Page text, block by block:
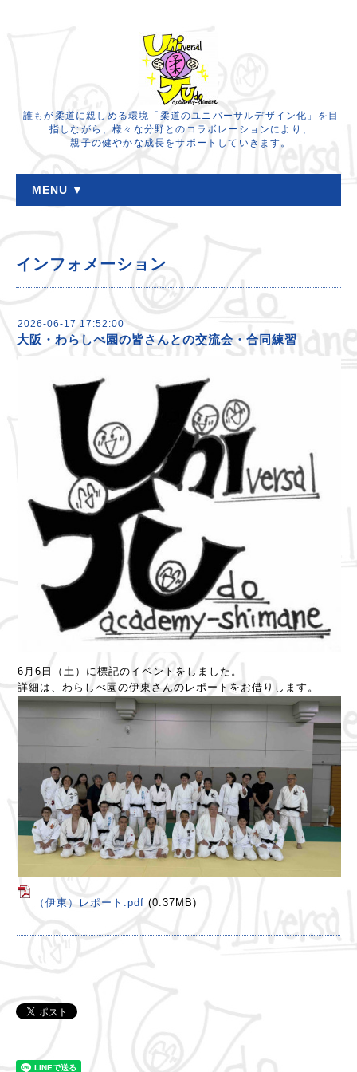
誰もが柔道に親しめる環境「柔道のユニバーサルデザイン化」を目
指しながら、様々な分野とのコラボレーションにより、
親子の健やかな成長をサポートしていきます。
MENU ▼
インフォメーション
2026-06-17 17:52:00
大阪・わらしべ園の皆さんとの交流会・合同練習
6月6日（土）に標記のイベントをしました。
詳細は、わらしべ園の伊東さんのレポートをお借りします。
（伊東）レポート.pdf (0.37MB)